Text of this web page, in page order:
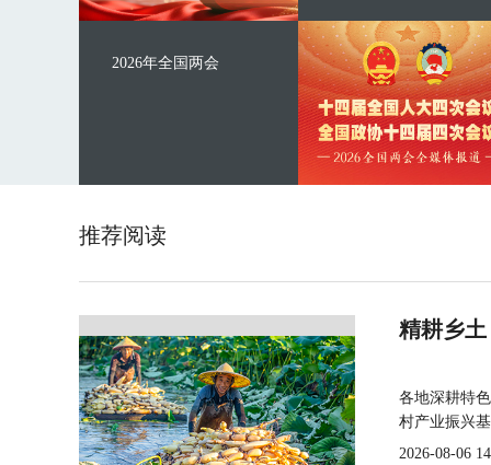
2026年全国两会
推荐阅读
精耕乡
各地深耕特
村产业振兴
2026-08-06